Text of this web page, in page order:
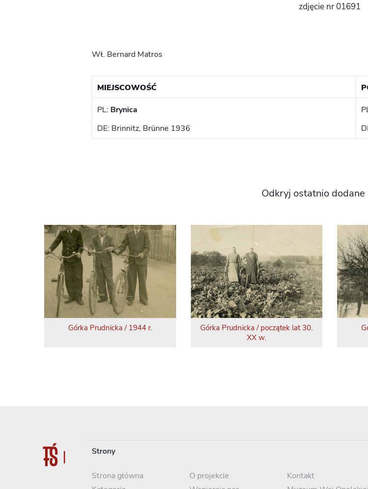
zdjęcie nr 01691
Wł. Bernard Matros
MIEJSCOWOŚĆ
PL: Brynica
DE: Brinnitz, Brünne 1936
Odkryj ostatnio dodane
Górka Prudnicka / 1944 r.
Górka Prudnicka / początek lat 30.
XX w.
Strony
Strona główna
O projekcie
Kontakt